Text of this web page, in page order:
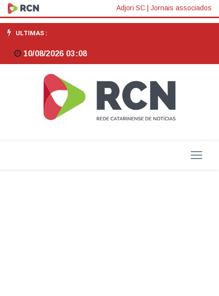
Abimaq:
receita
líquida
máquinas
Adjori SC Jornais associados
ULTIMAS :
10/08/2026 03:08